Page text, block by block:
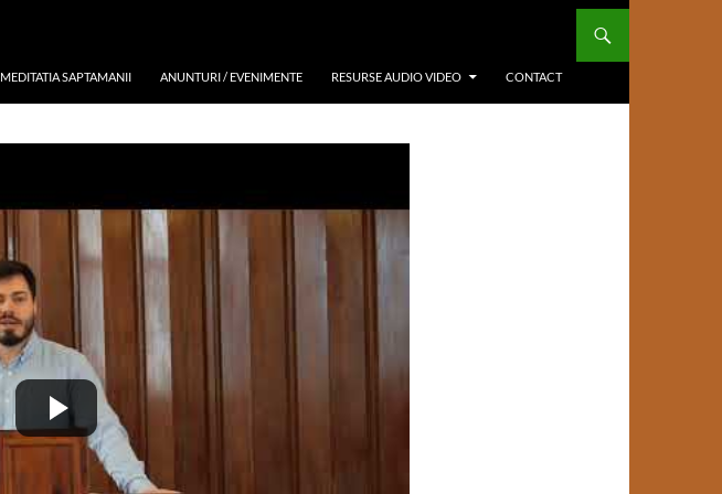
MEDITATIA SAPTAMANII ANUNTURI / EVENIMENTE RESURSE AUDIO VIDEO CONTACT